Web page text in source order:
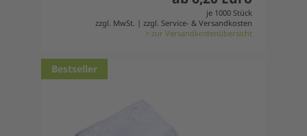
je 1000 Stück
zzgl. MwSt. | zzgl. Service- & Versandkosten
> zur Versandkostenübersicht
Bestseller